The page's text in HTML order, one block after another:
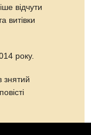
відчути
витівки
року.
знятий